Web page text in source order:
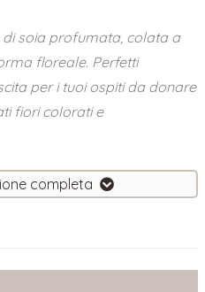
soia profumata, colata a
floreale. Perfetti
per i tuoi ospiti da donare
fiori colorati e
completa